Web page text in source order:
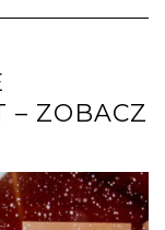
– ZOBACZ